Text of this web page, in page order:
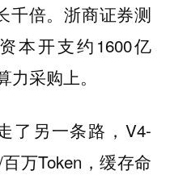
千倍。浙商证券测
本开支约1600亿
采购上。
了另一条路，V4-
万Token，缓存命